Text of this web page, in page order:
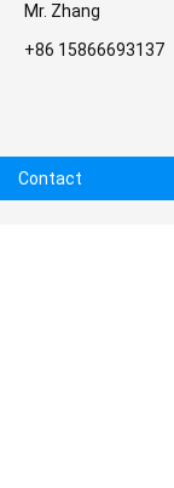
Mr. Zhang
+86 15866693137
Contact